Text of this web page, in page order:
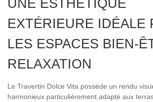
UNE ESTHÉTIQUE
EXTÉRIEURE IDÉALE
LES ESPACES BIEN-
RELAXATION
Le Travertin Dolce Vita possède un rendu
harmonieux particulièrement adapté aux